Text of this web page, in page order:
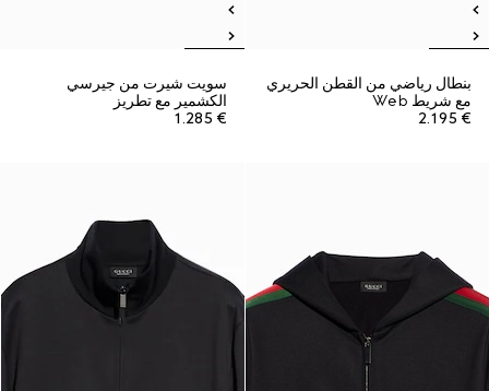
بنطال رياضي من القطن الحريري
مع شريط Web
€ 2.195
سويت شيرت من جيرسي
الكشمير مع تطريز
€ 1.285